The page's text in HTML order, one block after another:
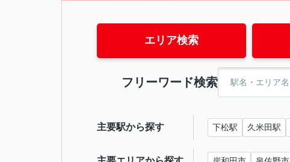
エリア検索
フリーワード検索
主要駅から探す 下松駅 久米田駅